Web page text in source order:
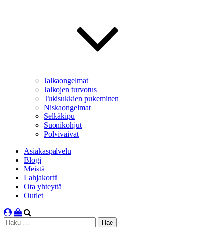
Jalkaongelmat
Jalkojen turvotus
Tukisukkien pukeminen
Niskaongelmat
Selkäkipu
Suonikohjut
Polvivaivat
Asiakaspalvelu
Blogi
Meistä
Lahjakortti
Ota yhteyttä
Outlet
Haku: